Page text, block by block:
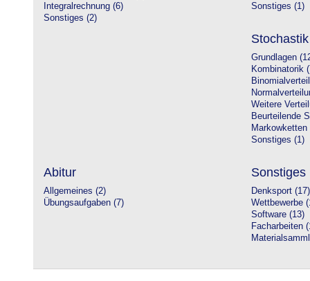
Integralrechnung (6)
Sonstiges (2)
Sonstiges (1)
Stochastik
Grundlagen
Kombinatorik
Weitere
Beurteilende
Markowketten
Sonstiges (1)
Abitur
Allgemeines (2)
Übungsaufgaben (7)
Sonstiges
Denksport (17)
Wettbewerbe
Software (13)
Facharbeiten